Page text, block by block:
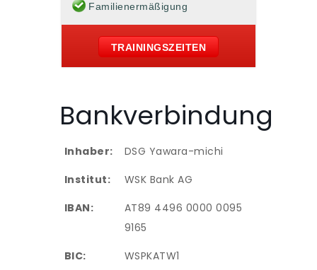
Familienermäßigung
TRAININGSZEITEN
Bankverbindung
Inhaber:
DSG Yawara-michi
Institut:
WSK Bank AG
IBAN:
AT89 4496 0000 0095
9165
BIC:
WSPKATW1